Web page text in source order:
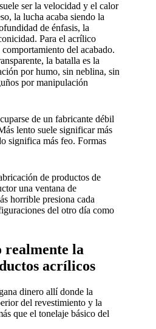
ser la velocidad y el calor
la lucha acaba siendo la
de énfasis, la
Para el acrílico
del acabado.
la batalla es la
por humo, sin neblina, sin
por manipulación
de un fabricante débil
lento suele significar más
significa más feo. Formas
de productos de
una ventana de
horrible presiona cada
del otro día como
realmente la
acrílicos
dinero allí donde la
del revestimiento y la
que el tonelaje básico del